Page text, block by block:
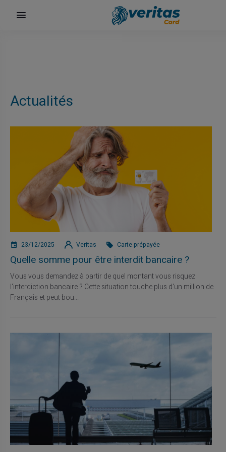
Actualités
23/12/2025 Veritas Carte prépayée
Quelle somme pour être interdit bancaire ?
Vous vous demandez à partir de quel montant vous risquez
l'interdiction bancaire ? Cette situation touche plus d'un million de
Français et peut bou...